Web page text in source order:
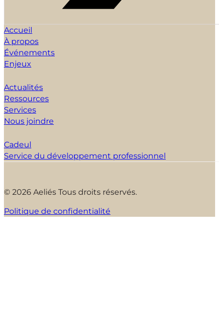
Accueil
À propos
Événements
Enjeux
Actualités
Ressources
Services
Nous joindre
Cadeul
Service du développement professionnel
© 2026 Aeliés Tous droits réservés.
Politique de confidentialité